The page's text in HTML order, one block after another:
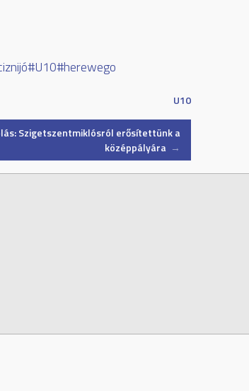
#U10#herewego
U10
Szigetszentmiklósról erősítettünk a
középpályára →